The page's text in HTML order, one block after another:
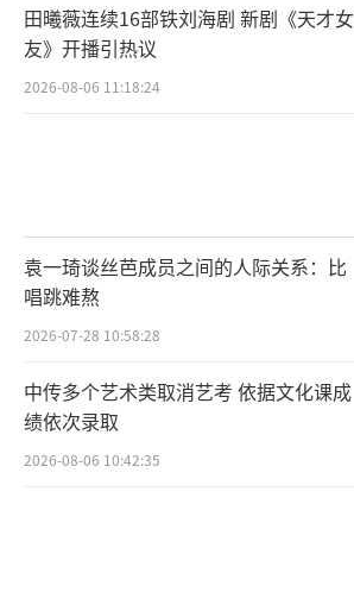
田曦薇连续16部铁刘海剧 新剧《天才女
友》开播引热议
2026-08-06 11:18:24
袁一琦谈丝芭成员之间的人际关系：比
唱跳难熬
2026-07-28 10:58:28
中传多个艺术类取消艺考 依据文化课成
绩依次录取
2026-08-06 10:42:35